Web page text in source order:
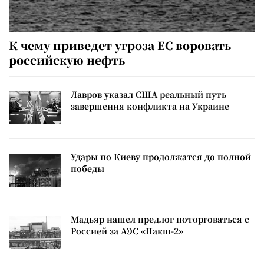
К чему приведет угроза ЕС воровать
российскую нефть
Лавров указал США реальный путь
завершения конфликта на Украине
Удары по Киеву продолжатся до полной
победы
Мадьяр нашел предлог поторговаться с
Россией за АЭС «Пакш-2»